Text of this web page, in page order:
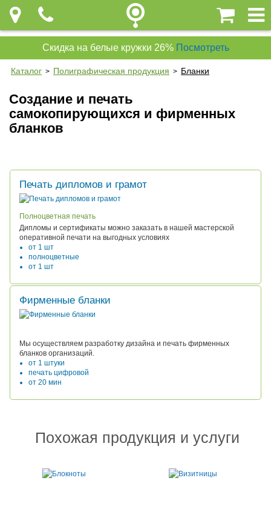
Скидка на белые кружки 26% Посмотреть
Каталог > Полиграфическая продукция > Бланки
Создание и печать
самокопирующихся и фирменных
бланков
Полноцветная печать
Дипломы и сертификаты можно заказать в нашей мастерской
оперативной печати на выгодных условиях
от 1 шт
полноцветные
от 1 шт
Печать дипломов и грамот
Мы осуществляем разработку дизайна и печать фирменных
бланков организаций.
от 1 штуки
печать цифровой
от 20 мин
Фирменные бланки
Похожая продукция и услуги